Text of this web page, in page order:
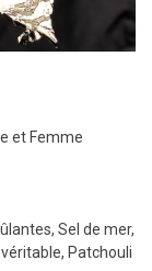
et Femme
Sel de mer,
Patchouli